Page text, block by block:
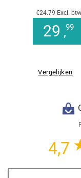
€24.79 Excl. btw
29 ,99
Vergelijken
4,7